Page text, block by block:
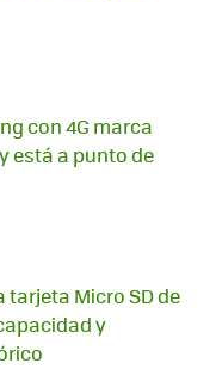
con 4G marca
está a punto de
tarjeta Micro SD de
y